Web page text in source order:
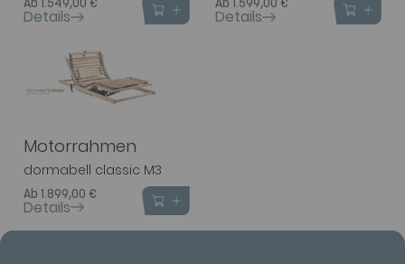
Details Details
Motorrahmen
dormabell classic M3
Ab 1.899,00 €
Details